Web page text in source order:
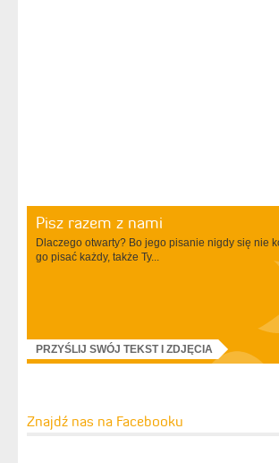
Pisz razem z nami
Dlaczego otwarty? Bo jego pisanie nigdy się nie
go pisać każdy, także Ty...
PRZYŚLIJ SWÓJ TEKST I ZDJĘCIA
Znajdź nas na Facebooku